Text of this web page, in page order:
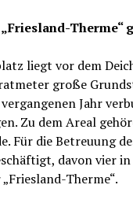
Therme“
liegt vor dem
große
Jahr
Zu dem Areal
Für die Betreuung
davon vier
Therme“.